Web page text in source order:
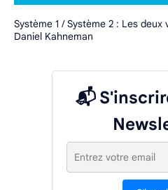
Système 1 / Système 2 : Les
Daniel Kahneman
📬